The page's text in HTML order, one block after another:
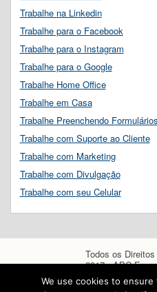
Trabalhe na Linkedin
Trabalhe para o Facebook
Trabalhe para o Instagram
Trabalhe para o Google
Trabalhe Home Office
Trabalhe em Casa
Trabalhe Preenchendo Formulários
Trabalhe com Suporte ao Cliente
Trabalhe com Marketing
Trabalhe com Divulgação
Trabalhe com seu Celular
Todos os
2017 - ABC
We use cookies to